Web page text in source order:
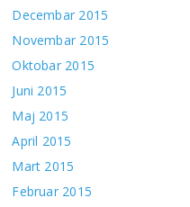
Decembar 2015
Novembar 2015
Oktobar 2015
Juni 2015
Maj 2015
April 2015
Mart 2015
Februar 2015